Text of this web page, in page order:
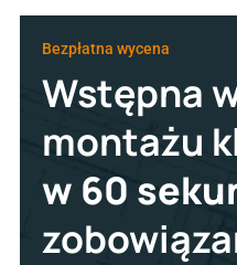
Bezpłatna wycena
Wstępna
montażu
w 60